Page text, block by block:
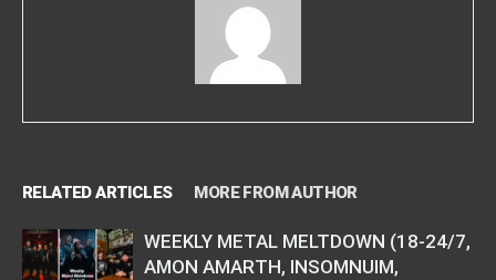
RELATED ARTICLES MORE FROM AUTHOR
WEEKLY METAL MELTDOWN (18-24/7,
AMON AMARTH, INSOMNUIM,